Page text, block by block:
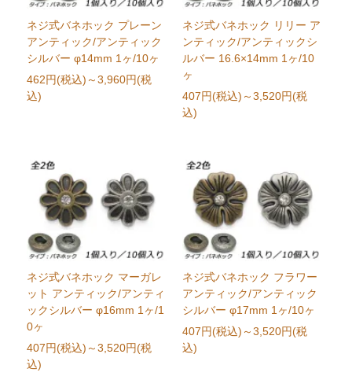
ネジ式バネホック プレーン
アンティック/アンティック
シルバー φ14mm 1ヶ/10ヶ
462円(税込) ～3,960円(税
込)
ネジ式バネホック リリー ア
ンティック/アンティックシ
ルバー 16.6×14mm 1ヶ/10
ヶ
407円(税込) ～3,520円(税
込)
ネジ式バネホック マーガレ
ット アンティック/アンティ
ックシルバー φ16mm 1ヶ/1
0ヶ
407円(税込) ～3,520円(税
込)
ネジ式バネホック フラワー
アンティック/アンティック
シルバー φ17mm 1ヶ/10ヶ
407円(税込) ～3,520円(税
込)